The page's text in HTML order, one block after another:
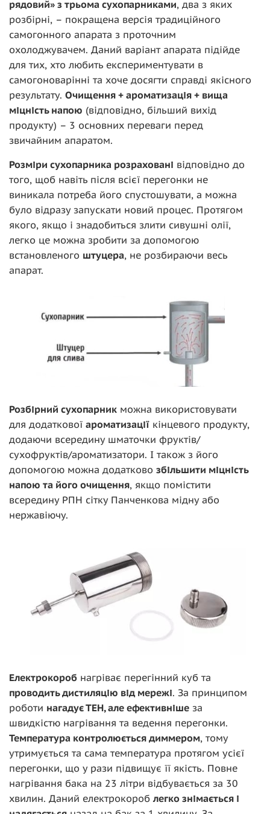
рядовий» з трьома сухопарниками, два з яких
розбірні, – покращена версія традиційного
самогонного апарата з проточним
охолоджувачем. Даний варіант апарата підійде
для тих, хто любить експериментувати в
самогоноварінні та хоче досягти справді якісного
результату. Очищення + ароматизація + вища
міцність напою (відповідно, більший вихід
продукту) – 3 основних переваги перед
звичайним апаратом.
Розміри сухопарника розраховані відповідно до
того, щоб навіть після всієї перегонки не
виникала потреба його спустошувати, а можна
було відразу запускати новий процес. Протягом
якого, якщо і знадобиться злити сивушні олії,
легко це можна зробити за допомогою
встановленого штуцера, не розбираючи весь
апарат.
Розбірний сухопарник можна використовувати
для додаткової ароматизації кінцевого продукту,
додаючи всередину шматочки фруктів/
сухофруктів/ароматизатори. І також з його
допомогою можна додатково збільшити міцність
напою та його очищення, якщо помістити
всередину РПН сітку Панченкова мідну або
нержавіючу.
Електрокороб нагріває перегінний куб та
проводить дистиляцію від мережі. За принципом
роботи нагадує ТЕН, але ефективніше за
швидкістю нагрівання та ведення перегонки.
Температура контролюється диммером, тому
утримується та сама температура протягом усієї
перегонки, що у рази підвищує її якість. Повне
нагрівання бака на 23 літри відбувається за 30
хвилин. Даний електрокороб легко знімається і